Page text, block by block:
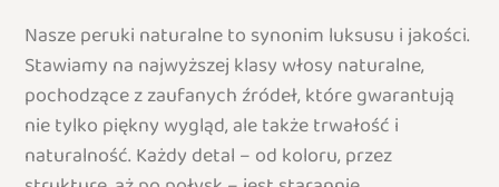
Nasze peruki naturalne to synonim luksusu i jakości.
Stawiamy na najwyższej klasy włosy naturalne,
pochodzące z zaufanych źródeł, które gwarantują
nie tylko piękny wygląd, ale także trwałość i
naturalność. Każdy detal – od koloru, przez